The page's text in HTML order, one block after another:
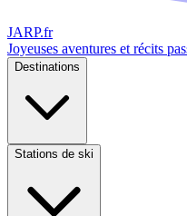
JARP.fr
Joyeuses aventures et récits
Destinations
Stations de ski